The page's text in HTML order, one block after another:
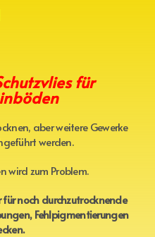
für
aber weitere Gewerke
werden.
wird zum Problem.
für noch durchzutrocknende
Fehlpigmentierungen